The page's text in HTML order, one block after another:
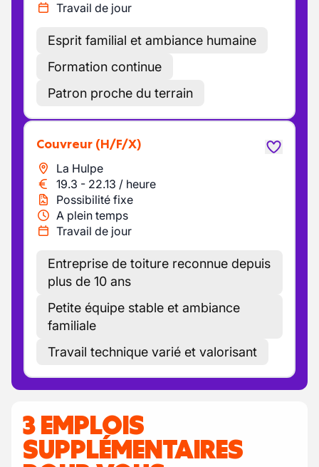
Travail de jour
Esprit familial et ambiance humaine
Formation continue
Patron proche du terrain
Couvreur (H/F/X)
La Hulpe
19.3 - 22.13 / heure
Possibilité fixe
A plein temps
Travail de jour
Entreprise de toiture reconnue depuis
plus de 10 ans
Petite équipe stable et ambiance
familiale
Travail technique varié et valorisant
3 EMPLOIS
SUPPLÉMENTAIRES